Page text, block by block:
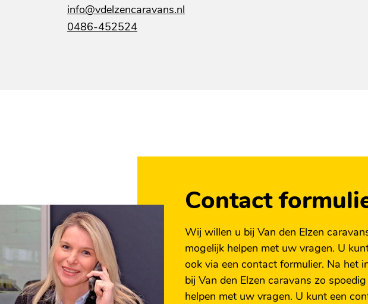
info@vdelzencaravans.nl
0486-452524
Contact
Wij willen u bij Van den Elzen
mogelijk helpen met uw vragen. U
ook via een contact formulier. Na het
bij Van den Elzen caravans zo
helpen met uw vragen. U kunt een